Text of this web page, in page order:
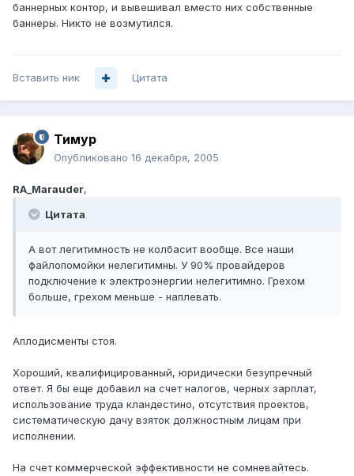
баннерных контор, и вывешивал вместо них собственные
баннеры. Никто не возмутился.
Вставить ник Цитата
Тимур
Опубликовано 16 декабря, 2005
RA_Marauder,
Цитата
А вот легитимность не колбасит вообще. Все наши
файлопомойки нелегитимны. У 90% провайдеров
подключение к электроэнергии нелегитимно. Грехом
больше, грехом меньше - наплевать.
Аплодисменты стоя.
Хороший, квалифицированный, юридически безупречный
ответ. Я бы еще добавил на счет налогов, черных зарплат,
использование труда кландестино, отсутствия проектов,
систематическую дачу взяток должностным лицам при
исполнении.
На счет коммерческой эффективности не сомневайтесь.